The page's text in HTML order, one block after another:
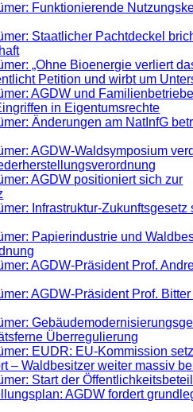
Funktionierende
Staatlicher Pachtdeckel
„Ohne Bioenergie verliert
Petition und wirbt um
AGDW und
in Eigentumsrechte
Änderungen am NatInfG
AGDW-Waldsymposium
AGDW positioniert sich zur
Infrastruktur-Zukunftsgesetz
Papierindustrie und
AGDW-Präsident Prof.
AGDW-Präsident Prof. Bitter
Überregulierung
EUDR: EU-Kommission
– Waldbesitzer weiter massiv
Start der
AGDW fordert